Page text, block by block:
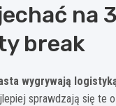
na
break
wygrywają
sprawdzają się te